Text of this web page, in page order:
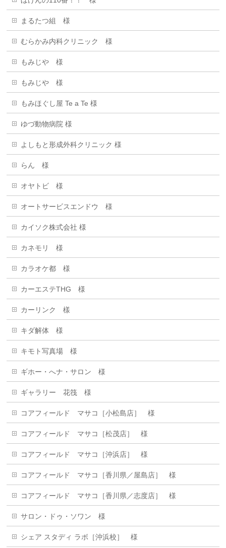
まるたつ組 様
むらかみ内科クリニック 様
もみじや 様
もみじや 様
もみほぐし屋 Te a Te 様
ゆづ動物病院 様
よしもと形成外科クリニック 様
らん 様
オヤトビ 様
オートサービスエンドウ 様
カイソク株式会社 様
カネモリ 様
カラオケ都 様
カーエステTHG 様
カーリンク 樣
キダ解体 様
キモト写真場 様
ギホー・へナ・サロン 様
ギャラリー 花筏 様
コアフィールド マサコ［小松島店］ 様
コアフィールド マサコ［松茂店］ 様
コアフィールド マサコ［沖浜店］ 様
コアフィールド マサコ［香川県／屋島店］ 様
コアフィールド マサコ［香川県／志度店］ 様
サロン・ドゥ・ソワン 様
シェア スタディ ラボ［沖浜校］ 様